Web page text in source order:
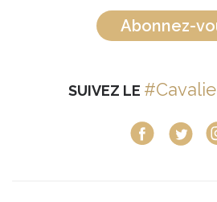
Abonnez-
SUIVEZ LE